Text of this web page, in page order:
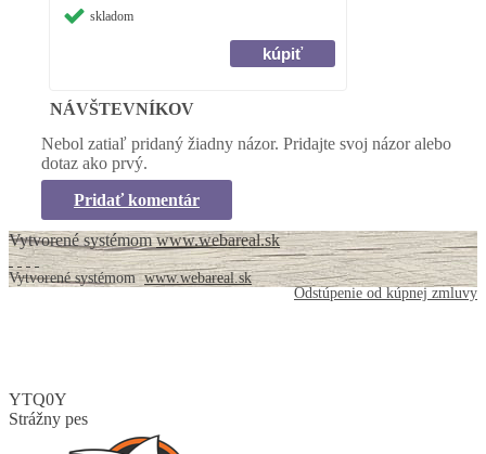
skladom
NÁVŠTEVNÍKOV
Nebol zatiaľ pridaný žiadny názor. Pridajte svoj názor alebo
dotaz ako prvý.
Pridať komentár
Vytvorené systémomwww.webareal.sk
Vytvorené systémom www.webareal.sk
Odstúpenie od kúpnej zmluvy
YTQ0Y
Strážny pes